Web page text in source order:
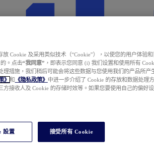
放 Cookie 及采用类似技术（“Cookie”），以使您的用户体验
。点击“我同意” ，即表示您同意 (i) 我们设置和使用所有
理措施，我们稍后可能会将这些数据与您使用我们的产品所产
》 和 《隐私政策》 中进一步介绍了 Cookie 的存放和数据处理
方接收人及 Cookie 的存储时效等。如果您要使用自己的偏好
設置 接受所有 Cookie